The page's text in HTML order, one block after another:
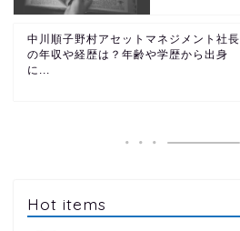
中川順子野村アセットマネジメント社長
の年収や経歴は？年齢や学歴から出身
に...
Hot items